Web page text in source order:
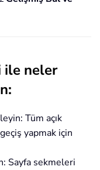
ile neler
Tüm açık
geçiş yapmak için
Sayfa sekmeleri